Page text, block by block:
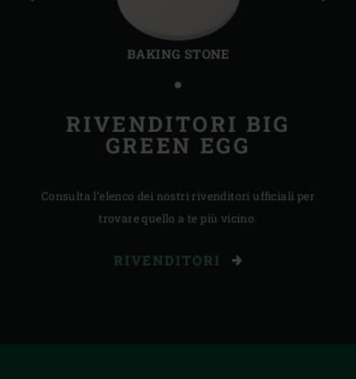
BAKING STONE
RIVENDITORI BIG
GREEN EGG
Consulta l’elenco dei nostri rivenditori ufficiali per
trovare quello a te più vicino.
RIVENDITORI